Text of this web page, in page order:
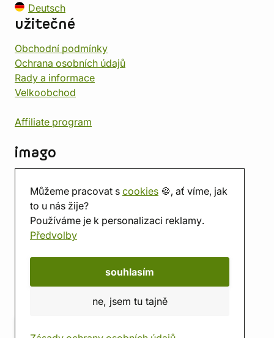
Můžeme pracovat s cookies 🍪, ať víme, jak
to u nás žije?
Používáme je k personalizaci reklamy.
Předvolby
souhlasím
ne, jsem tu tajně
Deutsch
užitečné
Obchodní podmínky
Ochrana osobních údajů
Rady a informace
Velkoobchod
Affiliate program
imago
Prodejna
Herna
O nás
Hodnocení obchodu